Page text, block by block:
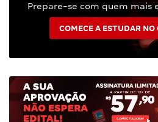
Prepare-se com quem mais
COMECE A ESTUDAR NO